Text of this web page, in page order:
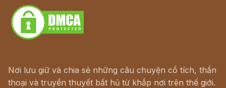
Nơi lưu giữ và chia sẻ những câu chuyện cổ tích, thần
thoại và truyền thuyết bất hủ từ khắp nơi trên thế giới.